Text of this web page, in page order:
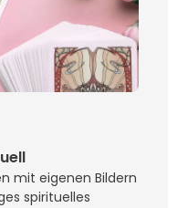
mit eigenen Bildern
spirituelles